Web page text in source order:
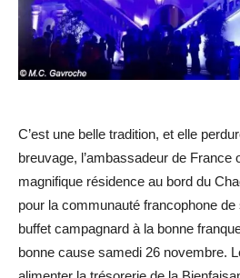
C’est une belle tradition, et elle
breuvage, l’ambassadeur de France
magnifique résidence au bord du
pour la communauté francophone de
buffet campagnard à la bonne
bonne cause samedi 26 novembre.